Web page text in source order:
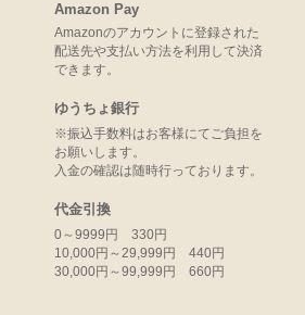
Amazon Pay
Amazonのアカウントに登録された
配送先や支払い方法を利用して決済
できます。
ゆうちょ銀行
※振込手数料はお客様にてご負担を
お願いします。
入金の確認は随時行っております。
代金引換
0～9999円 330円
10,000円～29,999円 440円
30,000円～99,999円 660円